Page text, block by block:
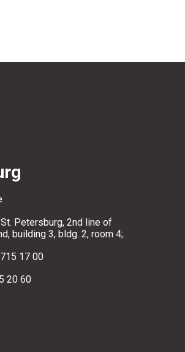
Petersburg, 2nd line of
building 3, bldg. 2, room 4;
17 00
20 60